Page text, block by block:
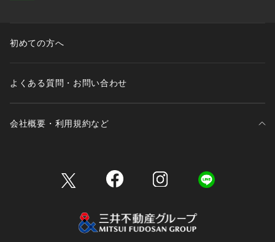
初めての方へ
よくある質問・お問い合わせ
会社概要・利用規約など